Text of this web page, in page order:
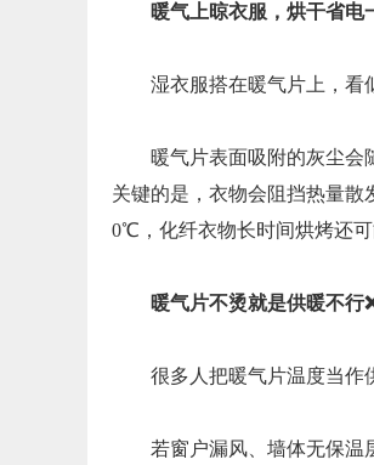
暖气上晾衣服，烘干省电
湿衣服搭在暖气片上，看
暖气片表面吸附的灰尘会
关键的是，衣物会阻挡热量散
0℃，化纤衣物长时间烘烤还可
暖气片不烫就是供暖不行
很多人把暖气片温度当作
若窗户漏风、墙体无保温